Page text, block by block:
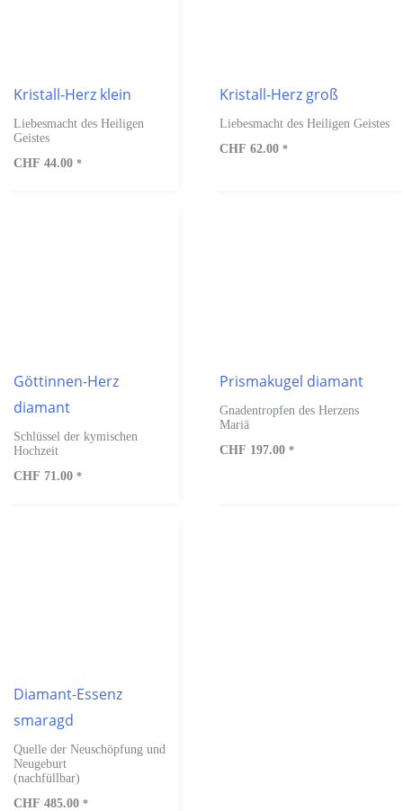
Kristall-Herz klein
Liebesmacht des Heiligen
Geistes
CHF 44.00 *
Kristall-Herz groß
Liebesmacht des Heiligen Geistes
CHF 62.00 *
Göttinnen-Herz
diamant
Schlüssel der kymischen
Hochzeit
CHF 71.00 *
Prismakugel diamant
Gnadentropfen des Herzens
Mariä
CHF 197.00 *
Diamant-Essenz
smaragd
Quelle der Neuschöpfung und
Neugeburt
(nachfüllbar)
CHF 485.00 *